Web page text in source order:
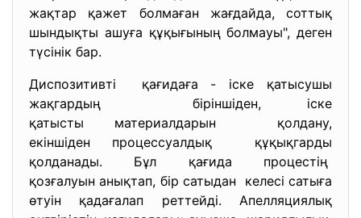
жақтар қажет болмаған жағдайда, соттық
шындықты ашуға құқығының болмауы", деген
түсінік бар.
Диспозитивті қағидаға - іске қатысушы
жақгардың біріншіден, іске
қатысты материалдарын қолдану,
екіншіден процессуалдық құқықгарды
қолданады. Бұл қағида процестің
қозғалуын анықтап, бір сатыдан келесі сатыға
өтуін қадағалап реттейді. Апелляциялық